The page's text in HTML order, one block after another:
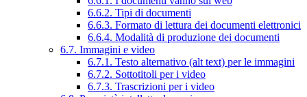
6.6.2. Tipi di documenti
6.6.3. Formato di lettura dei documenti elettronici
6.6.4. Modalità di produzione dei documenti
6.7. Immagini e video
6.7.1. Testo alternativo (alt text) per le immagini
6.7.2. Sottotitoli per i video
6.7.3. Trascrizioni per i video